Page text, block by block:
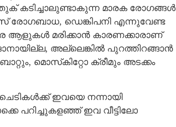
കടിച്ചാലുണ്ടാകുന്ന മാരക രോഗങ്ങൾ
രോഗബാധ, ഡെങ്കിപനി എന്നുവേണ്ട
ആളുകൾ മരിക്കാൻ കാരണക്കാരാണ്
അല്ലെങ്കിൽ പുറത്തിറങ്ങാൻ
മൊസ്‌കിറ്റോ ക്രീമും അടക്കം
ചെടികൾക്ക് ഇവയെ നന്നായി
പറിച്ചുകളഞ്ഞ് ഇവ വീട്ടിലോ